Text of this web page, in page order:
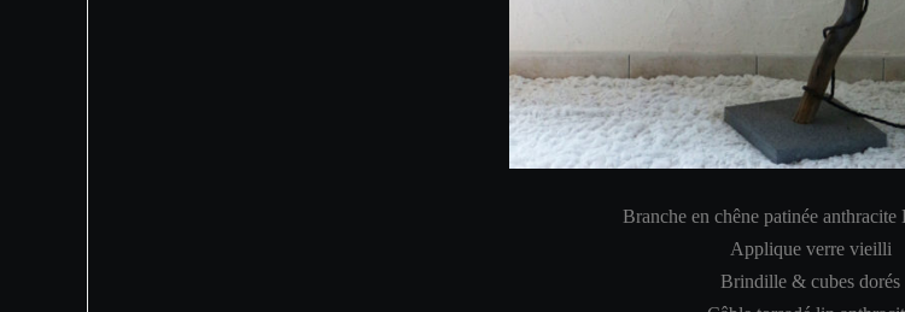
Branche en chêne patinée anthracite
Applique verre vieilli
Brindille & cubes dorés